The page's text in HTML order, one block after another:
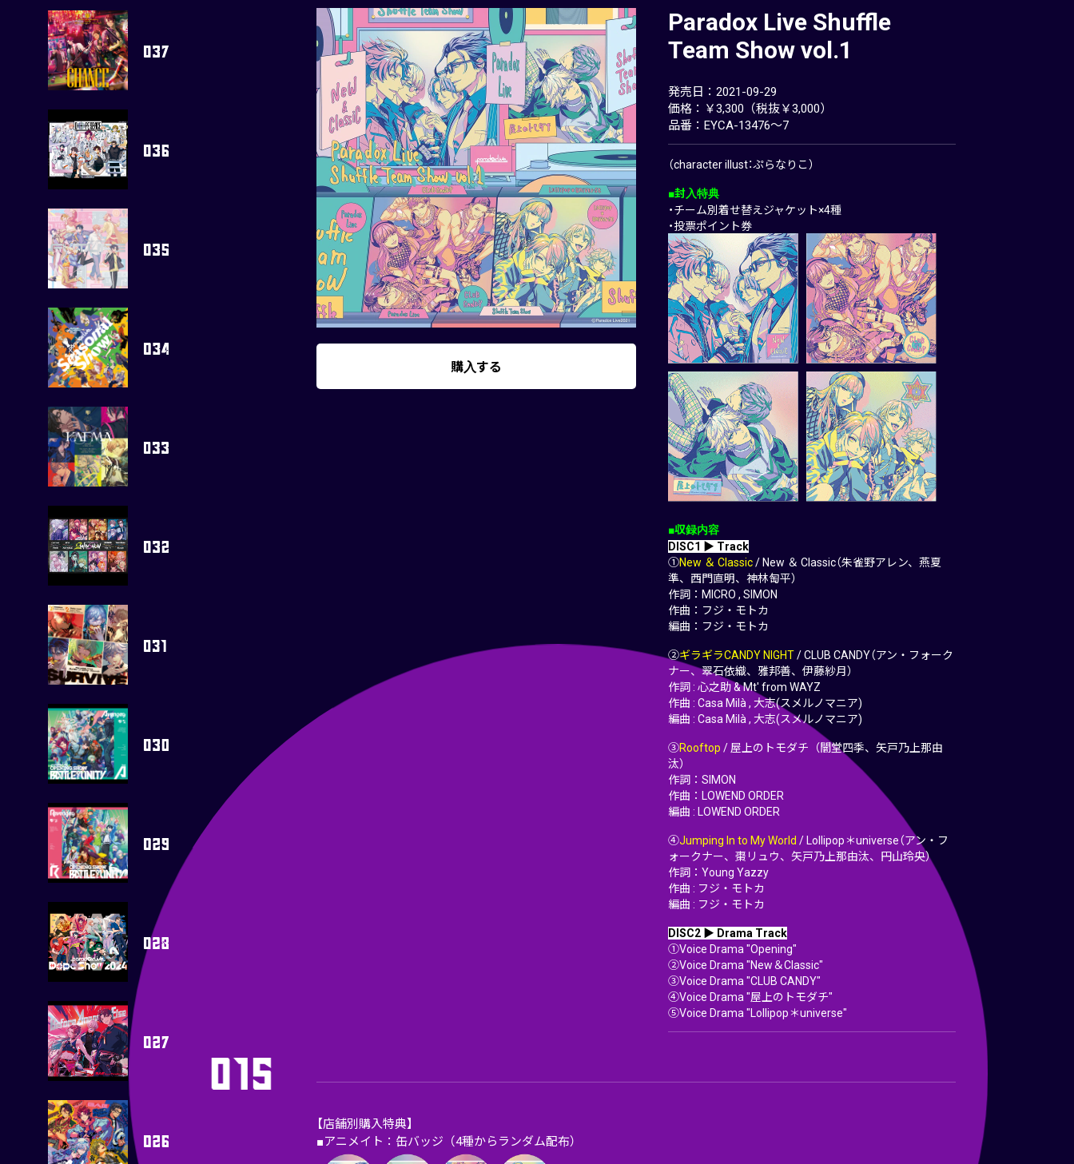
購入する
Paradox Live Shuffle
Team Show vol.1
発売日：2021-09-29
価格：￥3,300（税抜￥3,000）
品番：EYCA-13476～7
（character illust：ぷらなりこ）
■封入特典
・チーム別着せ替えジャケット×4種
・投票ポイント券
■収録内容
DISC1 ▶ Track
①New ＆ Classic/ New ＆ Classic（朱雀野アレン、燕夏
準、西門直明、神林匋平）
作詞：MICRO , SIMON
作曲：フジ・モトカ
編曲：フジ・モトカ
②ギラギラCANDY NIGHT/ CLUB CANDY（アン・フォーク
ナー、翠石依織、雅邦善、伊藤紗月）
作詞 : 心之助 & Mt' from WAYZ
作曲 : Casa Milà , 大志(スメルノマニア)
編曲 : Casa Milà , 大志(スメルノマニア)
③Rooftop / 屋上のトモダチ（闇堂四季、矢戸乃上那由
汰）
作詞：SIMON
作曲：LOWEND ORDER
編曲 : LOWEND ORDER
④Jumping In to My World / Lollipop＊universe（アン・フ
ォークナー、棗リュウ、矢戸乃上那由汰、円山玲央）
作詞：Young Yazzy
作曲 : フジ・モトカ
編曲 : フジ・モトカ
DISC2 ▶ Drama Track
①Voice Drama "Opening"
②Voice Drama "New＆Classic"
③Voice Drama "CLUB CANDY"
④Voice Drama "屋上のトモダチ"
⑤Voice Drama "Lollipop＊universe"
【店舗別購入特典】
■アニメイト：缶バッジ（4種からランダム配布）